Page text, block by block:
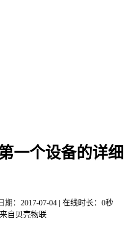
一个设备的详细
期：2017-07-04 | 在线时长：0秒
自贝壳物联